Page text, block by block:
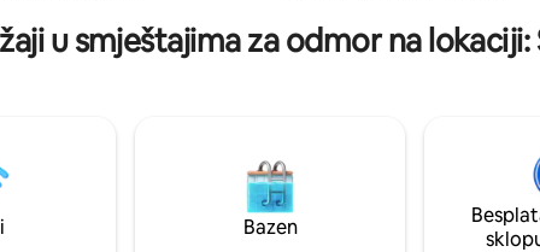
seoska kućica s 2 spavaće
u direktnom pogledu na
šljive. Blizu vinarija i trgovina.
punjenje Tesle. Pogled iz
voćnjake i jezero.
večernje piće. Samo nekoliko
autobuske stanice, restorana,
koji su generalno prijateljski
Savršeno za parove, male
putnike koji putuju sami,
najviše 2 odrasle osobe.
u smještajima za odmor na
Bazen